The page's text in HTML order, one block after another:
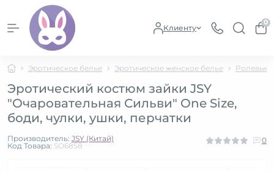
Клиенту
0
Эротическое белье Эротическое женское белье Ролевые
Эротический костюм зайки JSY
"Очаровательная Сильви" One Size,
боди, чулки, ушки, перчатки
Производитель: JSY (Китай)
Код Товара: SO6858
0